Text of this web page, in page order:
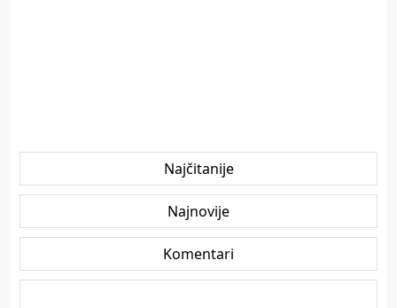
Najčitanije
Najnovije
Komentari